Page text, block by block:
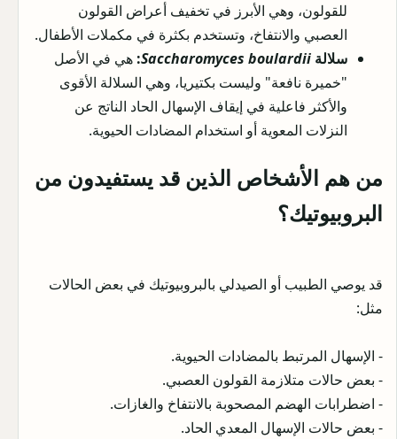
للقولون، وهي الأبرز في تخفيف أعراض القولون
العصبي والانتفاخ، وتستخدم بكثرة في مكملات الأطفال.
سلالةSaccharomyces boulardii
:هي في الأصل
"خميرة نافعة" وليست بكتيريا، وهي السلالة الأقوى
والأكثر فاعلية في إيقاف الإسهال الحاد الناتج عن
النزلات المعوية أو استخدام المضادات الحيوية.
من هم الأشخاص الذين قد يستفيدون من
البروبيوتيك؟
قد يوصي الطبيب أو الصيدلي بالبروبيوتيك في بعض الحالات
مثل:
- الإسهال المرتبط بالمضادات الحيوية.
- بعض حالات متلازمة القولون العصبي.
- اضطرابات الهضم المصحوبة بالانتفاخ والغازات.
- بعض حالات الإسهال المعدي الحاد.